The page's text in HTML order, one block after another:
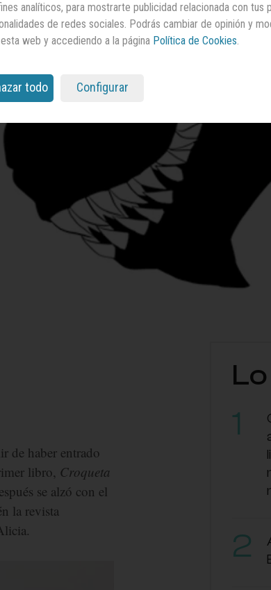
de haber entrado
libro, Croqueta
se alzó con el
la revista
analíticos, para mostrarte publicidad relacionada con tus
de redes sociales. Podrás cambiar de opinión y
web y accediendo a la página Política de Cookies.
todo Configurar